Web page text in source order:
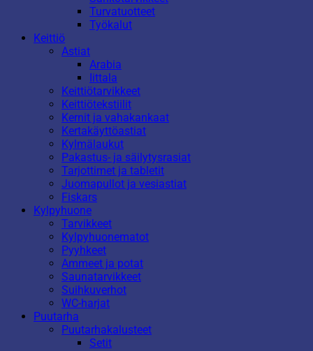
Turvatuotteet
Työkalut
Keittiö
Astiat
Arabia
Iittala
Keittiötarvikkeet
Keittiötekstiilit
Kernit ja vahakankaat
Kertakäyttöastiat
Kylmälaukut
Pakastus- ja säilytysrasiat
Tarjottimet ja tabletit
Juomapullot ja vesiastiat
Fiskars
Kylpyhuone
Tarvikkeet
Kylpyhuonematot
Pyyhkeet
Ammeet ja potat
Saunatarvikkeet
Suihkuverhot
WC-harjat
Puutarha
Puutarhakalusteet
Setit